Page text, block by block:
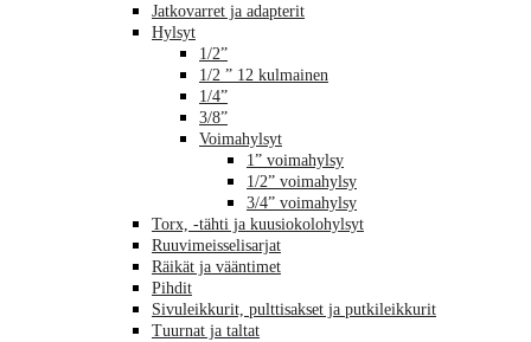
Jatkovarret ja adapterit
Hylsyt
1/2”
1/2 ” 12 kulmainen
1/4”
3/8”
Voimahylsyt
1” voimahylsy
1/2” voimahylsy
3/4” voimahylsy
Torx, -tähti ja kuusiokolohylsyt
Ruuvimeisselisarjat
Räikät ja vääntimet
Pihdit
Sivuleikkurit, pulttisakset ja putkileikkurit
Tuurnat ja taltat